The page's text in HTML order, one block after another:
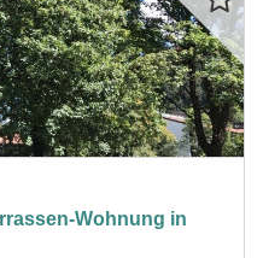
Wohnung in